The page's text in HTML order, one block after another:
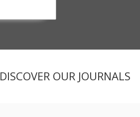
DISCOVER OUR JOURNALS